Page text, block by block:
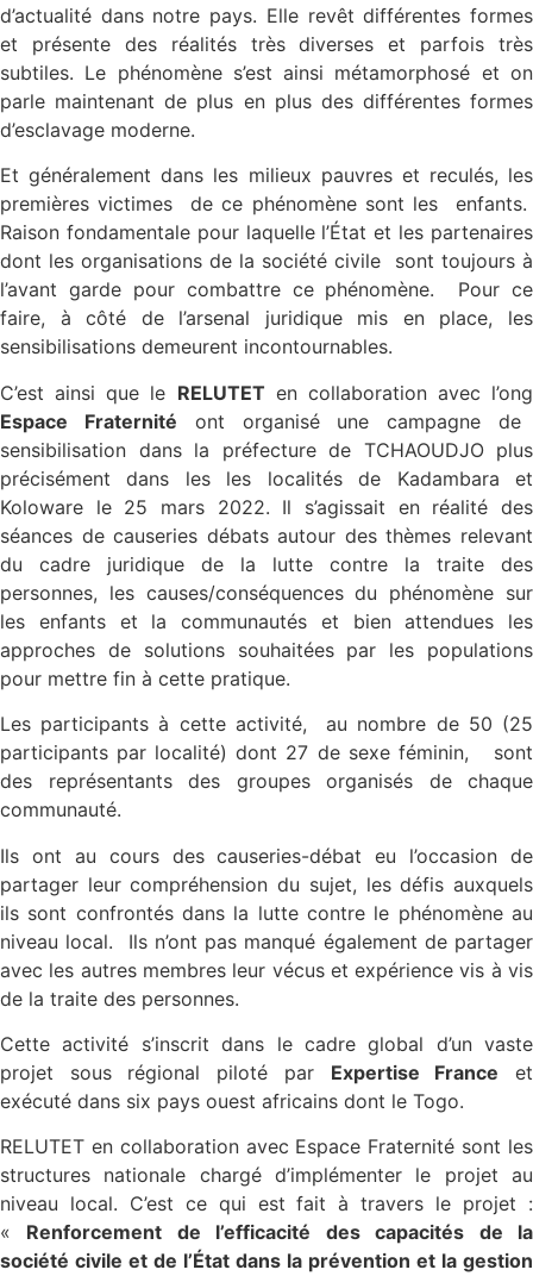
d’actualité dans notre pays. Elle revêt différentes formes
et présente des réalités très diverses et parfois très
subtiles. Le phénomène s’est ainsi métamorphosé et on
parle maintenant de plus en plus des différentes formes
d’esclavage moderne.
Et généralement dans les milieux pauvres et reculés, les
premières victimes de ce phénomène sont les enfants.
Raison fondamentale pour laquelle l’État et les partenaires
dont les organisations de la société civile sont toujours à
l’avant garde pour combattre ce phénomène. Pour ce
faire, à côté de l’arsenal juridique mis en place, les
sensibilisations demeurent incontournables.
C’est ainsi que le RELUTET en collaboration avec l’ong
Espace Fraternité ont organisé une campagne de
sensibilisation dans la préfecture de TCHAOUDJO plus
précisément dans les les localités de Kadambara et
Koloware le 25 mars 2022. Il s’agissait en réalité des
séances de causeries débats autour des thèmes relevant
du cadre juridique de la lutte contre la traite des
personnes, les causes/conséquences du phénomène sur
les enfants et la communautés et bien attendues les
approches de solutions souhaitées par les populations
pour mettre fin à cette pratique.
Les participants à cette activité, au nombre de 50 (25
participants par localité) dont 27 de sexe féminin, sont
des représentants des groupes organisés de chaque
communauté.
Ils ont au cours des causeries-débat eu l’occasion de
partager leur compréhension du sujet, les défis auxquels
ils sont confrontés dans la lutte contre le phénomène au
niveau local. Ils n’ont pas manqué également de partager
avec les autres membres leur vécus et expérience vis à vis
de la traite des personnes.
Cette activité s’inscrit dans le cadre global d’un vaste
projet sous régional piloté par Expertise France et
exécuté dans six pays ouest africains dont le Togo.
RELUTET en collaboration avec Espace Fraternité sont les
structures nationale chargé d’implémenter le projet au
niveau local. C’est ce qui est fait à travers le projet :
« Renforcement de l’efficacité des capacités de la
société civile et de l’État dans la prévention et la gestion